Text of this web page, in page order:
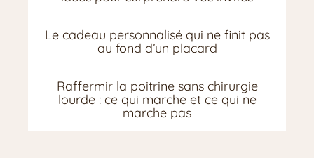
Le cadeau personnalisé qui ne finit pas
au fond d’un placard
Raffermir la poitrine sans chirurgie
lourde : ce qui marche et ce qui ne
marche pas